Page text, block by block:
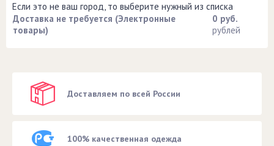
Если это не ваш город, то выберите нужный из списка
Доставка не требуется (Электронные
товары)
0 руб.
рублей
Доставляем по всей России
100% качественная одежда